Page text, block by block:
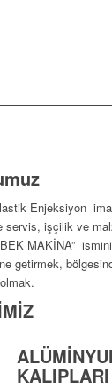
Enjeksiyon
servis, işçilik ve
MAKİNA”
getirmek,
KALIPLARI